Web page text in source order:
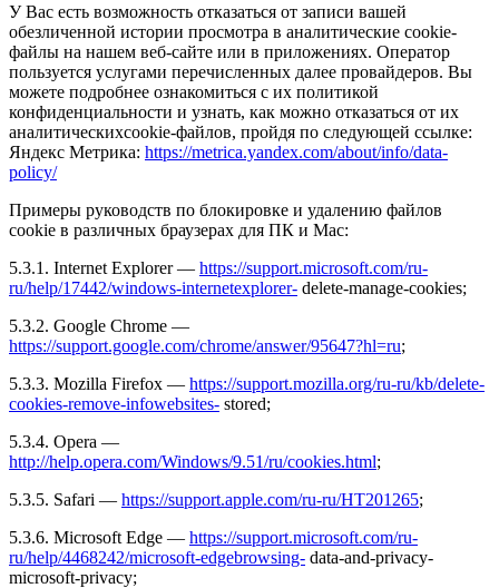
У Вас есть возможность отказаться от записи вашей
обезличенной истории просмотра в аналитические cookie-
файлы на нашем веб-сайте или в приложениях. Оператор
пользуется услугами перечисленных далее провайдеров. Вы
можете подробнее ознакомиться с их политикой
конфиденциальности и узнать, как можно отказаться от их
аналитическихcookie-файлов, пройдя по следующей ссылке:
Яндекс Метрика: https://metrica.yandex.com/about/info/data-
policy/
Примеры руководств по блокировке и удалению файлов
cookie в различных браузерах для ПК и Mac:
5.3.1. Internet Explorer — https://support.microsoft.com/ru-
ru/help/17442/windows-internetexplorer- delete-manage-cookies;
5.3.2. Google Chrome —
https://support.google.com/chrome/answer/95647?hl=ru;
5.3.3. Mozilla Firefox — https://support.mozilla.org/ru-ru/kb/delete-
cookies-remove-infowebsites- stored;
5.3.4. Opera —
http://help.opera.com/Windows/9.51/ru/cookies.html;
5.3.5. Safari — https://support.apple.com/ru-ru/HT201265;
5.3.6. Microsoft Edge — https://support.microsoft.com/ru-
ru/help/4468242/microsoft-edgebrowsing- data-and-privacy-
microsoft-privacy;